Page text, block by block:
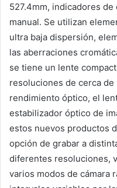
527.4mm, indicadores
manual. Se utilizan
ultra baja dispersión,
las aberraciones
se tiene un lente
resoluciones de cerca de
rendimiento óptico, el
estabilizador óptico de
estos nuevos productos
opción de grabar a
diferentes resoluciones,
varios modos de cámara